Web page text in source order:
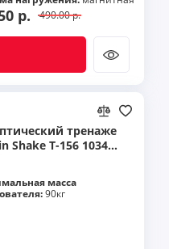
р. 490.00 р.
тренаже
Shake T-156 103469
масса
90кг